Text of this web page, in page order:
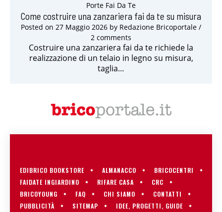
Porte Fai Da Te
Come costruire una zanzariera fai da te su misura
Posted on 27 Maggio 2026 by Redazione Bricoportale /
2 comments
Costruire una zanzariera fai da te richiede la
realizzazione di un telaio in legno su misura,
taglia…
EDIBRICO BOOKSTORE ALMANACCO
BRICOCENTRI
FAIDATE INGIARDINO
RIFARE CASA
CRC
BRICOYOUNG
FAQ CHI SIAMO
CONTATTI
PUBBLICITÀ
SITEMAP IDEE, PROGETTI, GUIDE